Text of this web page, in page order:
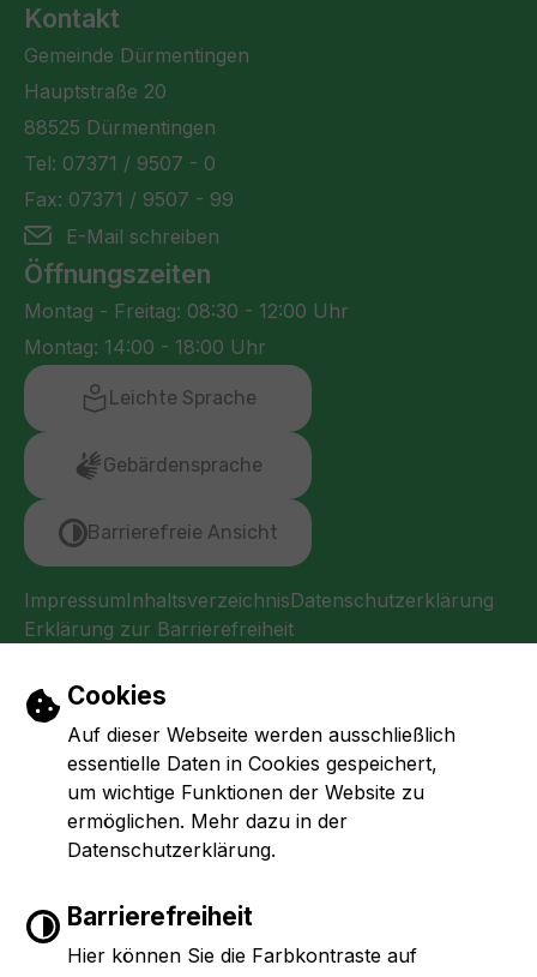
Einstellungen zu Cookies und
Cookies
Auf dieser Webseite werden ausschließlich
essentielle Daten in Cookies gespeichert,
um wichtige Funktionen der Website zu
ermöglichen. Mehr dazu in der
Datenschutzerklärung.
Barrierefreiheit
Hier können Sie die Farbkontraste auf
Kontakt
Gemeinde Dürmentingen
Hauptstraße 20
88525 Dürmentingen
Tel: 07371 / 9507 - 0
Fax: 07371 / 9507 - 99
E-Mail schreiben
Öffnungszeiten
Montag - Freitag: 08:30 - 12:00 Uhr
Montag: 14:00 - 18:00 Uhr
Leichte Sprache
Gebärdensprache
Barrierefreie Ansicht
ImpressumInhaltsverzeichnisDatenschutzerklärung
Erklärung zur Barrierefreiheit